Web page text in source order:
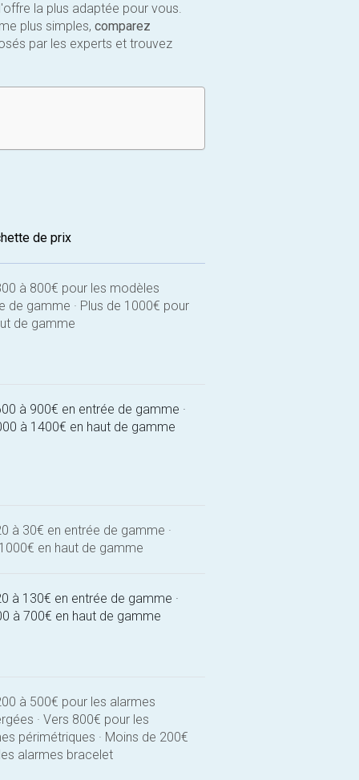
la plus adaptée pour vous.
plus simples, comparez
par les experts et trouvez
de prix
à 800€ pour les modèles
de gamme · Plus de 1000€ pour
de gamme
à 900€ en entrée de gamme ·
à 1400€ en haut de gamme
à 30€ en entrée de gamme ·
en haut de gamme
à 130€ en entrée de gamme ·
à 700€ en haut de gamme
à 500€ pour les alarmes
· Vers 800€ pour les
périmétriques · Moins de 200€
alarmes bracelet